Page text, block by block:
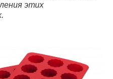
этих